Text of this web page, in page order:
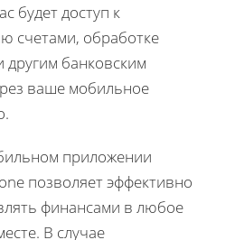
будет доступ к
счетами, обработке
другим банковским
ваше мобильное
приложении
позволяет эффективно
финансами в любое
В случае